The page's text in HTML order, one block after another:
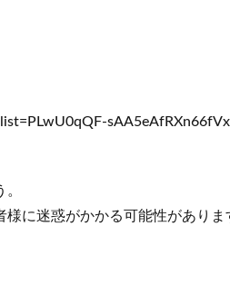
に迷惑がかかる可能性がありま